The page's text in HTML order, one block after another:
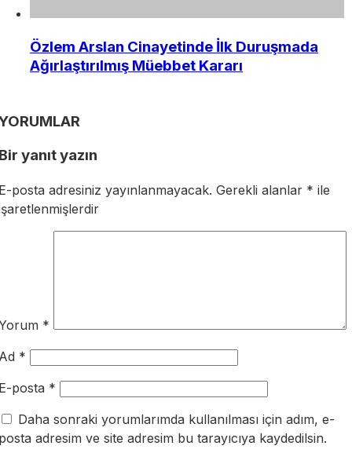
Özlem Arslan Cinayetinde İlk Duruşmada
Ağırlaştırılmış Müebbet Kararı
yanıt yazın
posta adresiniz yayınlanmayacak. Gerekli alanlar * ile
*
*
posta *
Daha sonraki yorumlarımda kullanılması için adım, e-
adresim ve site adresim bu tarayıcıya kaydedilsin.